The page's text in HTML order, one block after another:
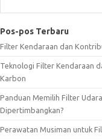
Pos-pos Terbaru
Filter Kendaraan dan
Teknologi Filter Kendaraan
Karbon
Panduan Memilih Filter
Dipertimbangkan?
Perawatan Musiman untuk